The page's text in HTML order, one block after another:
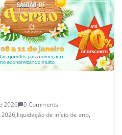
2026
0 Comments
2026,liquidação de início de ano,